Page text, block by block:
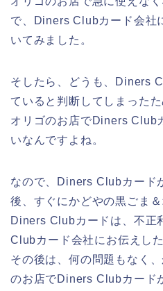
で、Diners Clubカード会社
いてみました。
そしたら、どうも、Diners
ていると判断してしまった
オリゴのお店でDiners Club
いなんですよね。
なので、Diners Clubカード
後、すぐにかどやの黒ごま
Diners Clubカードは、不正
Clubカード会社にお伝えし
その後は、何の問題もなく
のお店でDiners Clubカード